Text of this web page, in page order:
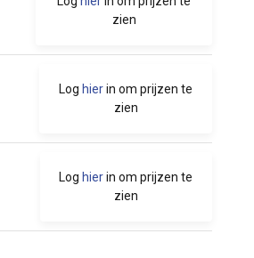
zien
Log hierin om prijzen te
zien
Log hierin om prijzen te
zien